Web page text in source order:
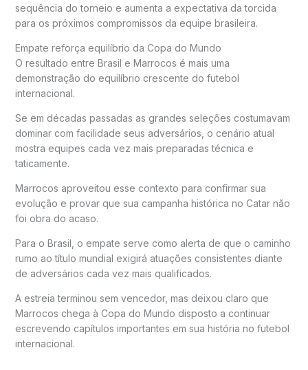
sequência do torneio e aumenta a expectativa da torcida
para os próximos compromissos da equipe brasileira.
Empate reforça equilíbrio da Copa do Mundo
O resultado entre Brasil e Marrocos é mais uma
demonstração do equilíbrio crescente do futebol
internacional.
Se em décadas passadas as grandes seleções costumavam
dominar com facilidade seus adversários, o cenário atual
mostra equipes cada vez mais preparadas técnica e
taticamente.
Marrocos aproveitou esse contexto para confirmar sua
evolução e provar que sua campanha histórica no Catar não
foi obra do acaso.
Para o Brasil, o empate serve como alerta de que o caminho
rumo ao título mundial exigirá atuações consistentes diante
de adversários cada vez mais qualificados.
A estreia terminou sem vencedor, mas deixou claro que
Marrocos chega à Copa do Mundo disposto a continuar
escrevendo capítulos importantes em sua história no futebol
internacional.